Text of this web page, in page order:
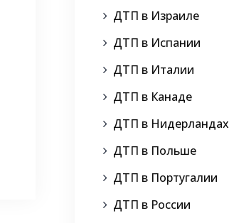
ДТП в Израиле
ДТП в Испании
ДТП в Италии
ДТП в Канаде
ДТП в Нидерландах
ДТП в Польше
ДТП в Португалии
ДТП в России